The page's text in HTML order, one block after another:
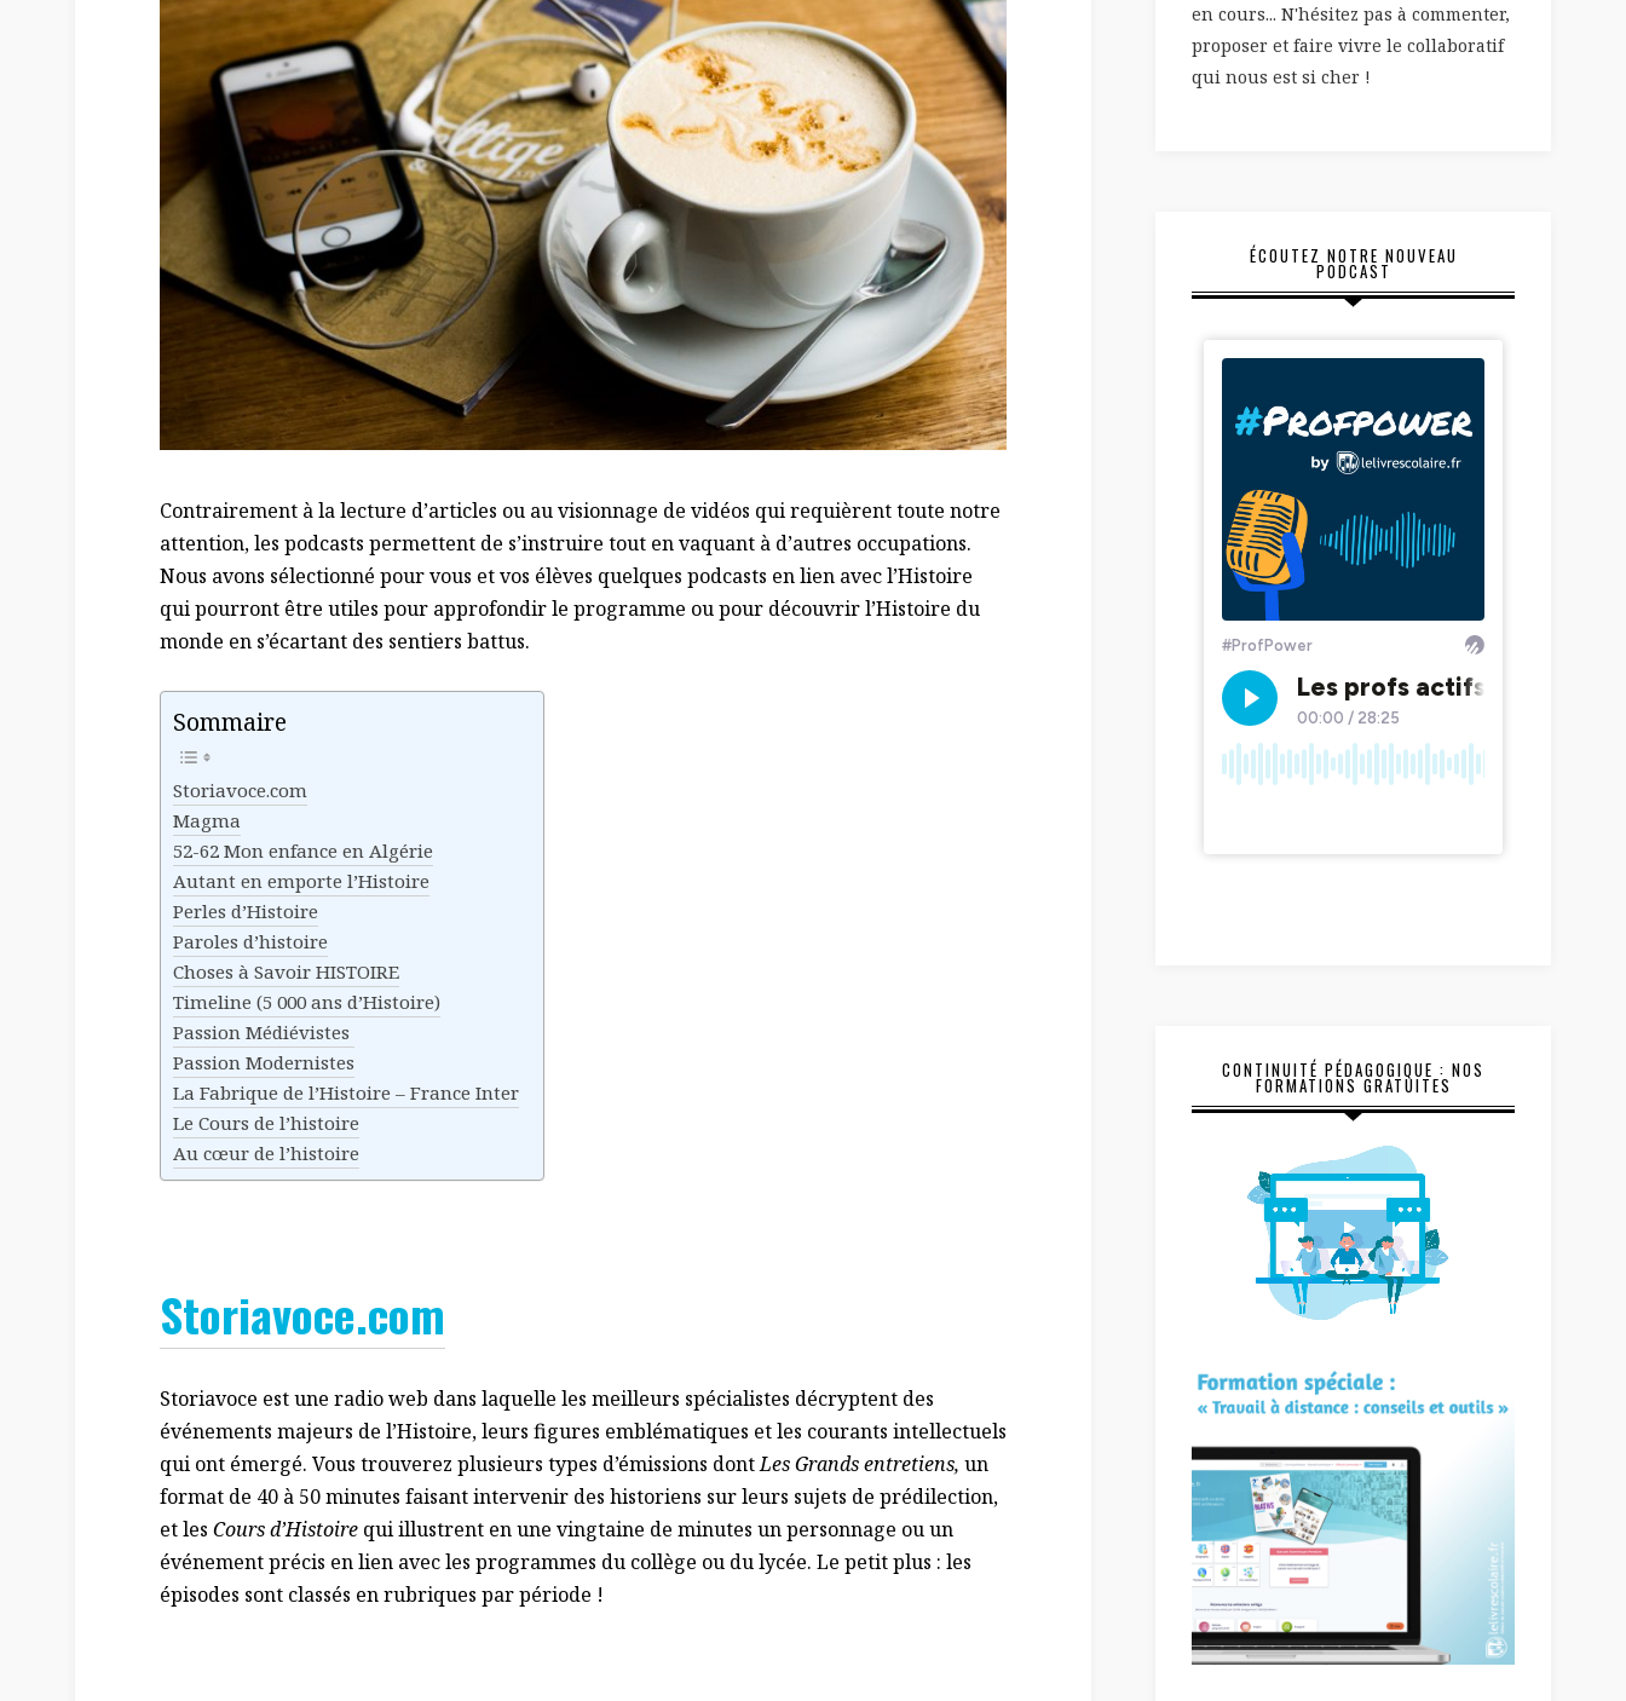
Contrairement à la lecture d’articles ou au visionnage de vidéos qui requièrent toute notre
attention, les podcasts permettent de s’instruire tout en vaquant à d’autres occupations.
Nous avons sélectionné pour vous et vos élèves quelques podcasts en lien avec l’Histoire
qui pourront être utiles pour approfondir le programme ou pour découvrir l’Histoire du
monde en s’écartant des sentiers battus.
Sommaire
Storiavoce.com
Magma
52-62 Mon enfance en Algérie
Autant en emporte l’Histoire
Perles d’Histoire
Paroles d’histoire
Choses à Savoir HISTOIRE
Timeline (5 000 ans d’Histoire)
Passion Médiévistes
Passion Modernistes
La Fabrique de l’Histoire – France Inter
Le Cours de l’histoire
Au cœur de l’histoire
Storiavoce.com
Storiavoce est une radio web dans laquelle les meilleurs spécialistes décryptent des
événements majeurs de l’Histoire, leurs figures emblématiques et les courants intellectuels
qui ont émergé. Vous trouverez plusieurs types d’émissions dontLesGrands entretiens, un
format de 40 à 50 minutes faisant intervenir des historiens sur leurs sujets de prédilection,
et les Cours d’Histoire qui illustrent en une vingtaine de minutes un personnage ou un
événement précis en lien avec les programmes du collège ou du lycée. Le petit plus : les
épisodes sont classés en rubriques par période !
en cours... N'hésitez pas à commenter,
proposer et faire vivre le collaboratif
qui nous est si cher !
ÉCOUTEZ NOTRE NOUVEAU
PODCAST
CONTINUITÉ PÉDAGOGIQUE : NOS
FORMATIONS GRATUITES